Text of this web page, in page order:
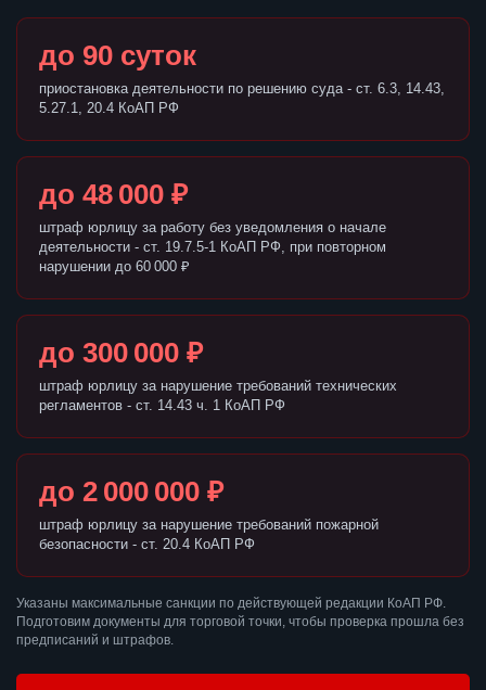
до 90 суток
приостановка деятельности по решению суда - ст. 6.3, 14.43,
5.27.1, 20.4 КоАП РФ
до 48 000 ₽
штраф юрлицу за работу без уведомления о начале
деятельности - ст. 19.7.5-1 КоАП РФ, при повторном
нарушении до 60 000 ₽
до 300 000 ₽
штраф юрлицу за нарушение требований технических
регламентов - ст. 14.43 ч. 1 КоАП РФ
до 2 000 000 ₽
штраф юрлицу за нарушение требований пожарной
безопасности - ст. 20.4 КоАП РФ
Указаны максимальные санкции по действующей редакции КоАП РФ.
Подготовим документы для торговой точки, чтобы проверка прошла без
предписаний и штрафов.